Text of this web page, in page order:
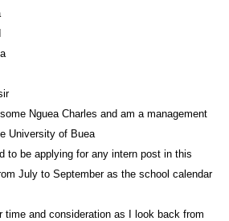
Nguea Charles and am a management
University of Buea
to be applying for any intern post in this
July to September as the school calendar
time and consideration as I look back from